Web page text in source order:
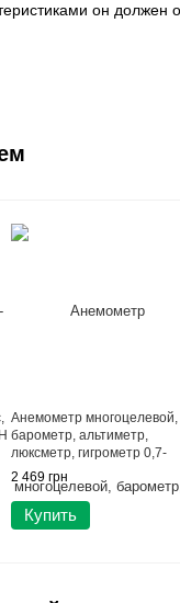
он должен
Анемометр многоцелевой,
барометр, альтиметр,
люксметр, гигрометр 0,7-
30м/с, -20-60°C BENETECH
GM8910
2 469 грн
Купить